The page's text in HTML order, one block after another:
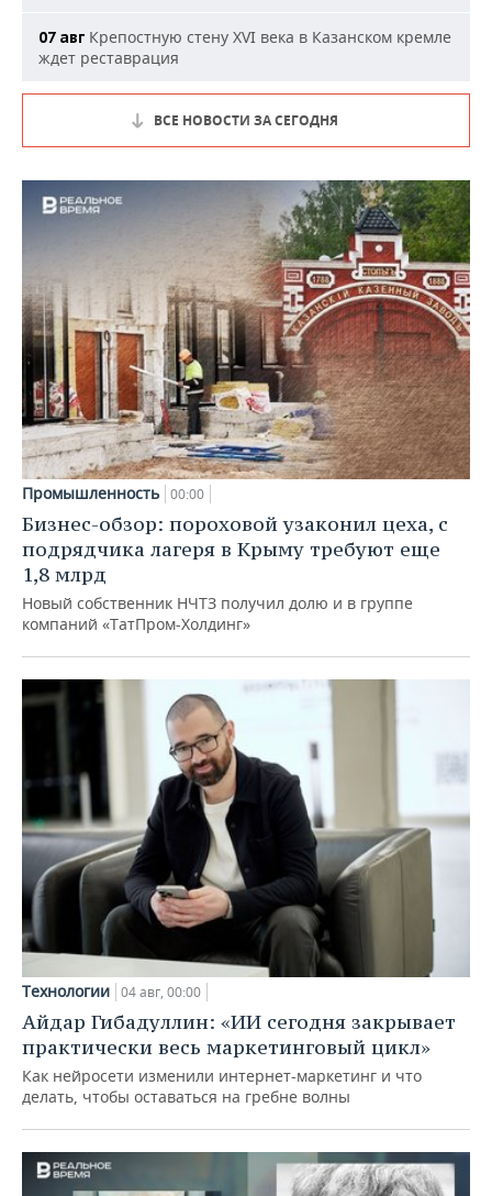
07 авг Крепостную стену XVI века в Казанском кремле
ждет реставрация
ВСЕ НОВОСТИ ЗА СЕГОДНЯ
Промышленность 00:00
Бизнес-обзор: пороховой узаконил цеха, с
подрядчика лагеря в Крыму требуют еще
1,8 млрд
Новый собственник НЧТЗ получил долю и в группе
компаний «ТатПром-Холдинг»
Технологии 04 авг, 00:00
Айдар Гибадуллин: «ИИ сегодня закрывает
практически весь маркетинговый цикл»
Как нейросети изменили интернет-маркетинг и что
делать, чтобы оставаться на гребне волны